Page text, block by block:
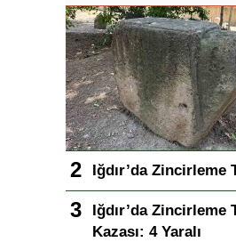
Iğdır’da Zincirleme
Iğdır’da Zincirleme
Kazası: 4 Yaralı